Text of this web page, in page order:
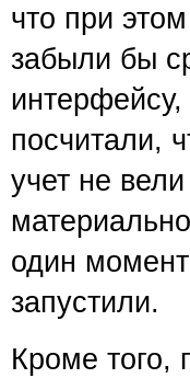
что при
забыли бы
посчитали,
учет не
один
запустили.
Кроме того,